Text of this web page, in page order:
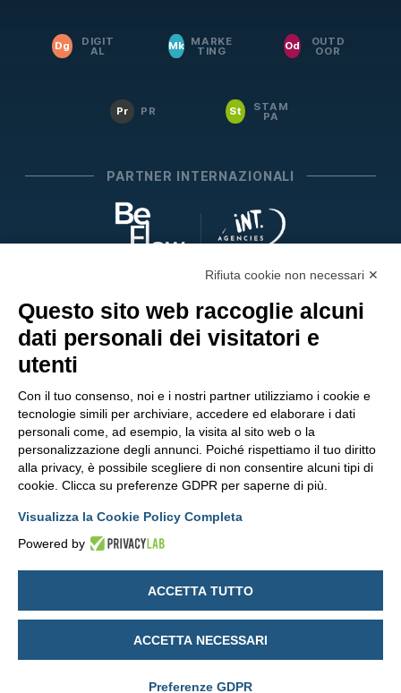
Dg DIGIT
AL Mk MARKE
TING Od OUTD
OOR
Pr PR St STAM
PA
PARTNER INTERNAZIONALI
SEGUICI SUI SOCIAL
© 2026 PubliOne S.r.l Società Benefit.· Tutti i diritti riservati.
in Milano (MI), Corso Magenta n. 85, cap 20123, Italia ·
47122, Italia ·T.+39 0543 79 89 76
IT03570420400·Fatturazione elettronica
Rifiuta cookie non necessari ✕
Questo sito web raccoglie alcuni
dati personali dei visitatori e
utenti
Con il tuo consenso, noi e i nostri partner utilizziamo i cookie e
tecnologie simili per archiviare, accedere ed elaborare i dati
personali come, ad esempio, la visita al sito web o la
personalizzazione degli annunci. Poiché rispettiamo il tuo diritto
alla privacy, è possibile scegliere di non consentire alcuni tipi di
cookie. Clicca su preferenze GDPR per saperne di più.
Visualizza la Cookie Policy Completa
Powered by
ACCETTA TUTTO
ACCETTA NECESSARI
Preferenze GDPR